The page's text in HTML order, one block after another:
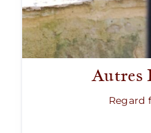
Autres
Regard